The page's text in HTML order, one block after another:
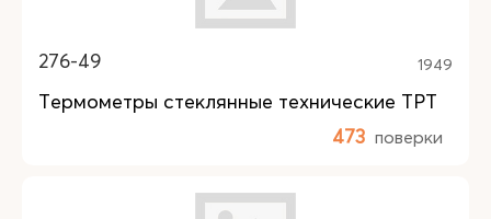
276-49 1949
Термометры стеклянные технические ТРТ
473 поверки